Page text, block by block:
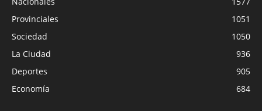
Provinciales
1051
Sociedad
1050
La Ciudad
936
Deportes
905
Economía
684